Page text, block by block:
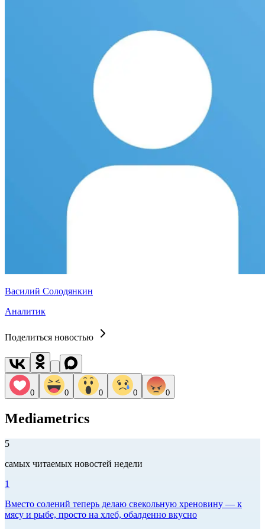
Василий Солодянкин
Аналитик
Поделиться новостью
0 0 0 0 0
Mediametrics
5
самых читаемых новостей недели
1
Вместо солений теперь делаю свекольную хреновину — к
мясу и рыбе, просто на хлеб, обалденно вкусно